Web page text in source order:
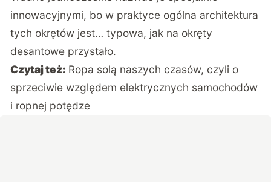
innowacyjnymi, bo w praktyce ogólna architektura
tych okrętów jest… typowa, jak na okręty
desantowe przystało.
Czytaj też: Ropa solą naszych czasów, czyli o
sprzeciwie względem elektrycznych samochodów
i ropnej potędze